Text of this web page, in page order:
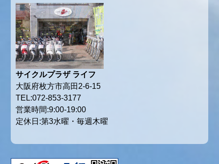
サイクルプラザ ライフ
大阪府枚方市高田2-6-15
TEL:072-853-3177
営業時間:9:00-19:00
定休日:第3水曜・毎週木曜